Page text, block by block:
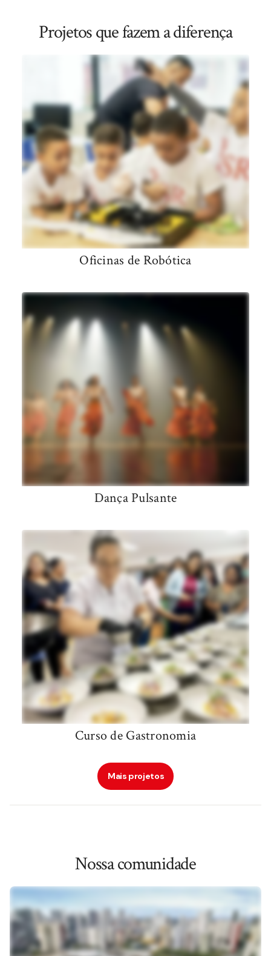
Projetos que fazem a diferença
Oficinas de Robótica
Dança Pulsante
Curso de Gastronomia
Mais projetos
Nossa comunidade